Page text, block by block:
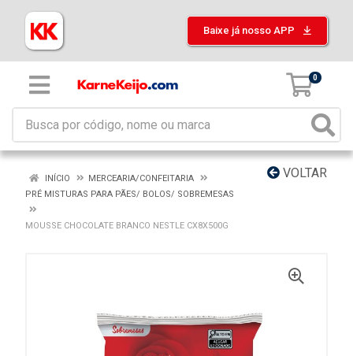
Baixe já nosso APP
0
VOLTAR
INÍCIO
MERCEARIA/CONFEITARIA
PRÉ MISTURAS PARA PÃES/ BOLOS/ SOBREMESAS
MOUSSE CHOCOLATE BRANCO NESTLE CX8X500G